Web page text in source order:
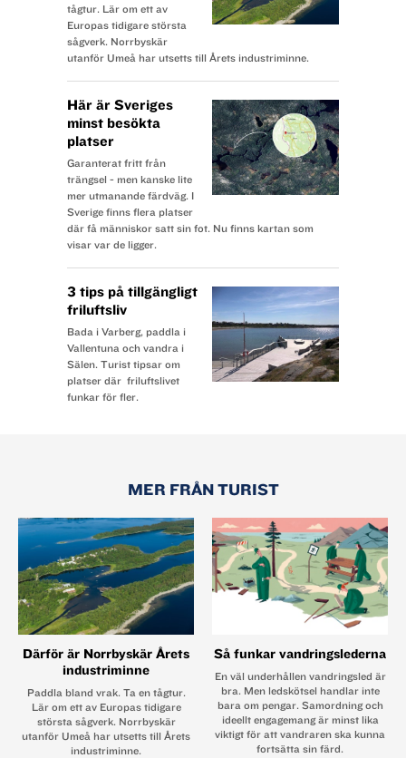
tågtur. Lär om ett av
Europas tidigare största
sågverk. Norrbyskär
utanför Umeå har utsetts till Årets industriminne.
Här är Sveriges
minst besökta
platser
Garanterat fritt från
trängsel - men kanske lite
mer utmanande färdväg. I
Sverige finns flera platser
där få människor satt sin fot. Nu finns kartan som
visar var de ligger.
3 tips på tillgängligt
friluftsliv
Bada i Varberg, paddla i
Vallentuna och vandra i
Sälen. Turist tipsar om
platser där friluftslivet
funkar för fler.
MER FRÅN TURIST
Därför är Norrbyskär Årets
industriminne
Paddla bland vrak. Ta en tågtur.
Lär om ett av Europas tidigare
största sågverk. Norrbyskär
utanför Umeå har utsetts till Årets
industriminne.
Så funkar vandringslederna
En väl underhållen vandringsled är
bra. Men ledskötsel handlar inte
bara om pengar. Samordning och
ideellt engagemang är minst lika
viktigt för att vandraren ska kunna
fortsätta sin färd.